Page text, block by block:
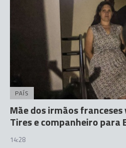
PAÍS
Mãe dos irmãos
Tires e companheiro para
14:28